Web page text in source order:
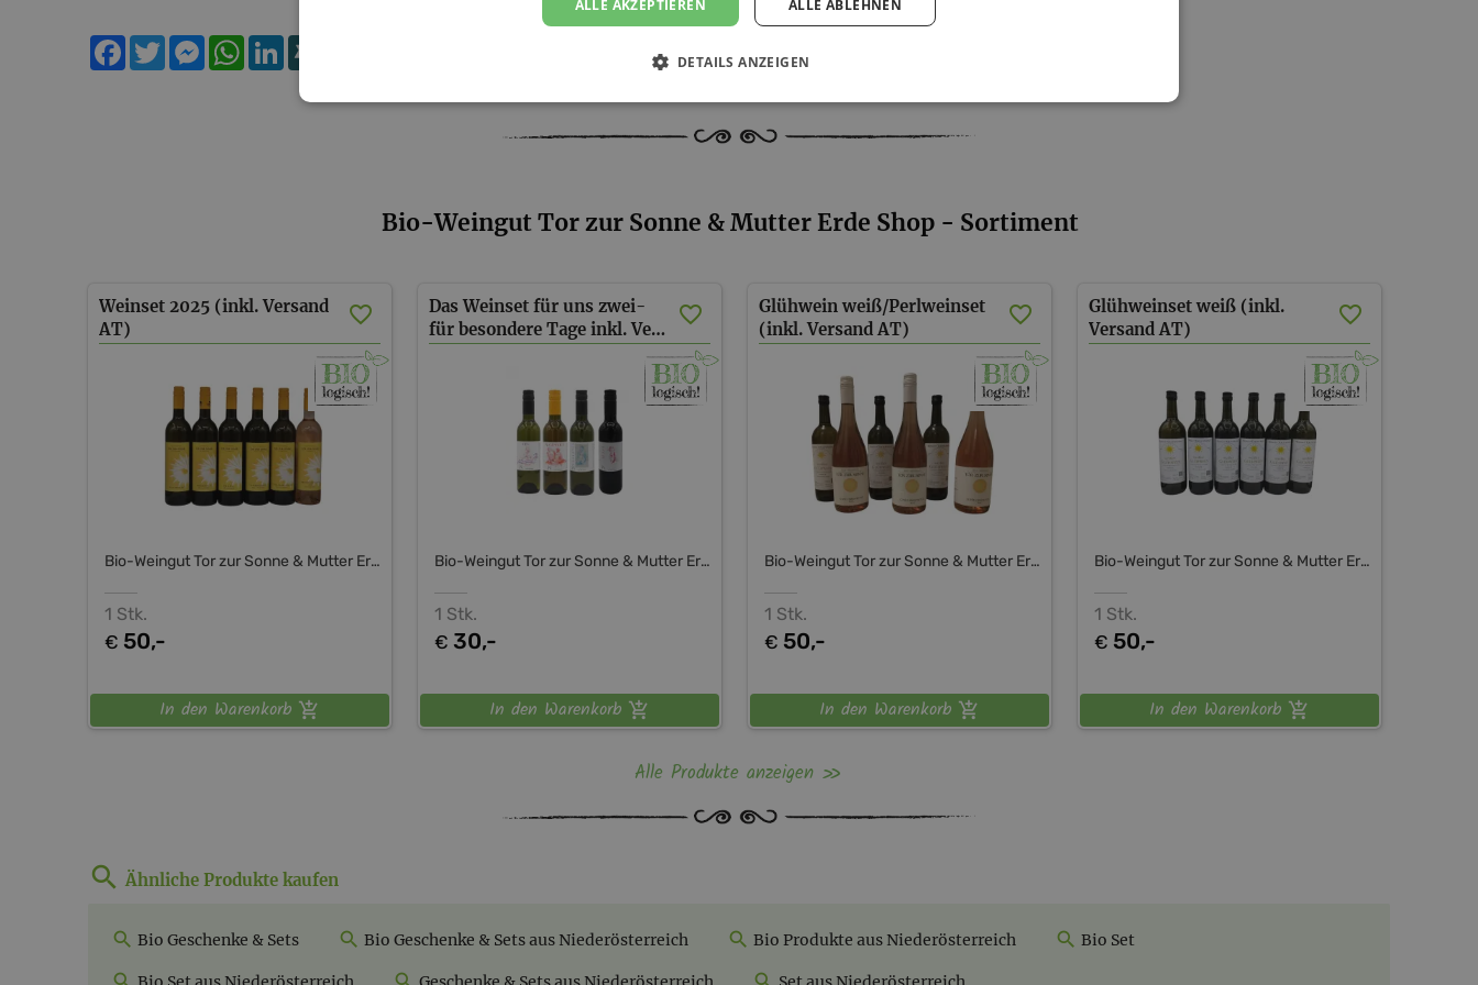
Facebook
TwitterMessenger
WhatsAppLinkedIn
Bio-Weingut Tor zur Sonne & Mutter Erde Shop - Sortiment
Weinset 2025 (inkl. Versand
AT)
Bio-Weingut Tor zur Sonne & Mutter Erde Shop
1 Stk.
€ 50,-
In den Warenkorb
Das Weinset für uns zwei-
für besondere Tage inkl. Versand
Bio-Weingut Tor zur Sonne & Mutter Erde Shop
1 Stk.
€ 30,-
In den Warenkorb
Glühwein weiß/Perlweinset
(inkl. Versand AT)
Bio-Weingut Tor zur Sonne & Mutter Erde Shop
1 Stk.
€ 50,-
In den Warenkorb
Glühweinset weiß (inkl.
Versand AT)
Bio-Weingut Tor zur Sonne & Mutter Erde Shop
1 Stk.
€ 50,-
In den Warenkorb
Alle Produkte anzeigen
Ähnliche Produkte kaufen
Bio Geschenke & Sets Bio Geschenke & Sets aus Niederösterreich Bio Produkte aus Niederösterreich Bio Set
ALLE AKZEPTIEREN ALLE ABLEHNEN
DETAILS ANZEIGEN